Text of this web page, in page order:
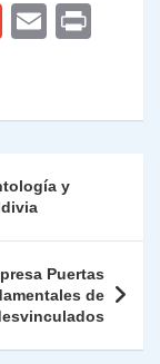
G
l
E
l
y
Puertas
de